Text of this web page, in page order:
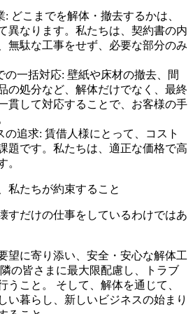
どこまでを解体・撤去するかは、
異なります。私たちは、契約書の内
無駄な工事をせず、必要な部分のみ
一括対応: 壁紙や床材の撤去、間
の処分など、解体だけでなく、最終
貫して対応することで、お客様の手
追求: 賃借人様にとって、コスト
題です。私たちは、適正な価格で高
。
私たちが約束すること
すだけの仕事をしているわけではあ
望に寄り添い、安全・安心な解体工
の皆さまに最大限配慮し、トラブ
うこと。 そして、解体を通じて、
い暮らし、新しいビジネスの始まり